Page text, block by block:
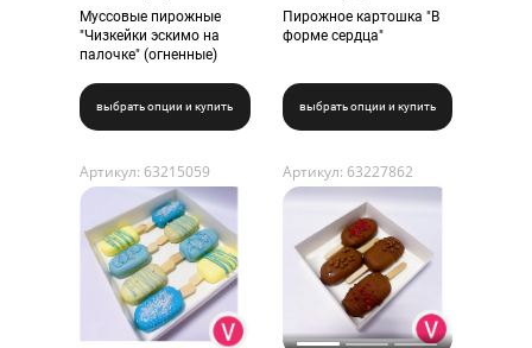
Муссовые пирожные
"Чизкейки эскимо на
палочке" (огненные)
выбрать опции и купить
Пирожное картошка "В
форме сердца"
выбрать опции и купить
Артикул: 63215059 Артикул: 63227862